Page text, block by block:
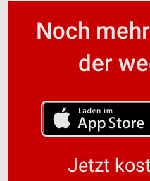
Noch
der
Jetzt